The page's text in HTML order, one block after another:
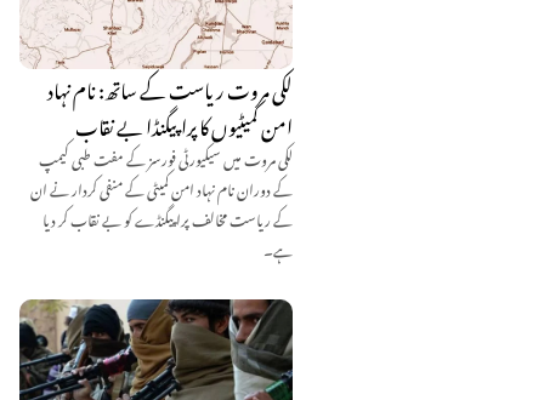
لکی مروت ریاست کے ساتھ: نام نہاد
امن کمیٹیوں کا پراپیگنڈا بے نقاب
لکی مروت میں سیکیورٹی فورسز کے مفت طبی کیمپ
کے دوران نام نہاد امن کمیٹی کے منفی کردار نے ان
کے ریاست مخالف پراپیگنڈے کو بے نقاب کر دیا
ہے۔